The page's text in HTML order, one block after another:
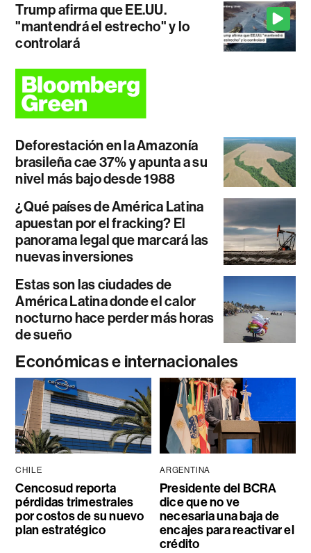
Trump afirma que EE.UU.
"mantendrá el estrecho" y lo
controlará
Deforestación en la Amazonía
brasileña cae 37% y apunta a su
nivel más bajo desde 1988
¿Qué países de América Latina
apuestan por el fracking? El
panorama legal que marcará las
nuevas inversiones
Estas son las ciudades de
América Latina donde el calor
nocturno hace perder más horas
de sueño
Económicas e internacionales
CHILE
Cencosud reporta
pérdidas trimestrales
por costos de su nuevo
plan estratégico
ARGENTINA
Presidente del BCRA
dice que no ve
necesaria una baja de
encajes para reactivar el
crédito